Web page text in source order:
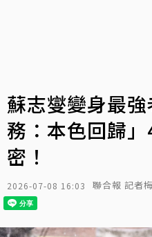
蘇志燮變身最
務：本色回歸
密！
2026-07-08 16:03 聯合報 記者